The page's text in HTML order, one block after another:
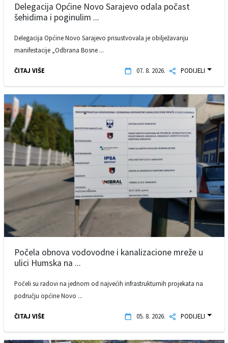
Delegacija Općine Novo Sarajevo odala počast
šehidima i poginulim ...
Delegacija Općine Novo Sarajevo prisustvovala je obilježavanju
manifestacije „Odbrana Bosne ...
ČITAJ VIŠE 07. 8. 2026. PODIJELI
Počela obnova vodovodne i kanalizacione mreže u
ulici Humska na ...
Počeli su radovi na jednom od najvećih infrastrukturnih projekata na
području općine Novo ...
ČITAJ VIŠE 05. 8. 2026. PODIJELI